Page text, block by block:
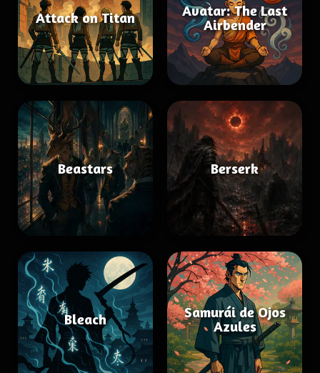
Attack on Titan
Avatar: The Last
Airbender
Beastars Berserk
Bleach
Samurái de Ojos
Azules